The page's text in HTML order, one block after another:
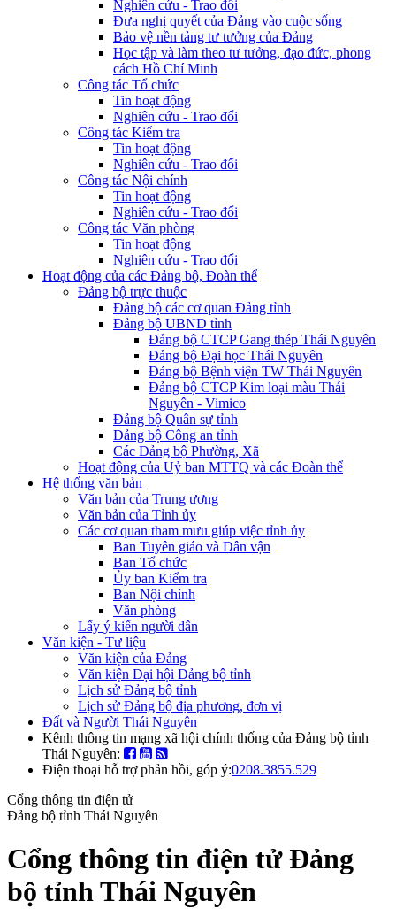
Nghiên cứu - Trao đổi
Đưa nghị quyết của Đảng vào cuộc sống
Bảo vệ nền tảng tư tưởng của Đảng
Học tập và làm theo tư tưởng, đạo đức, phong
cách Hồ Chí Minh
Công tác Tổ chức
Tin hoạt động
Nghiên cứu - Trao đổi
Công tác Kiểm tra
Tin hoạt động
Nghiên cứu - Trao đổi
Công tác Nội chính
Tin hoạt động
Nghiên cứu - Trao đổi
Công tác Văn phòng
Tin hoạt động
Nghiên cứu - Trao đổi
Hoạt động của các Đảng bộ, Đoàn thể
Đảng bộ trực thuộc
Đảng bộ các cơ quan Đảng tỉnh
Đảng bộ UBND tỉnh
Đảng bộ CTCP Gang thép Thái Nguyên
Đảng bộ Đại học Thái Nguyên
Đảng bộ Bệnh viện TW Thái Nguyên
Đảng bộ CTCP Kim loại màu Thái
Nguyên - Vimico
Đảng bộ Quân sự tỉnh
Đảng bộ Công an tỉnh
Các Đảng bộ Phường, Xã
Hoạt động của Uỷ ban MTTQ và các Đoàn thể
Hệ thống văn bản
Văn bản của Trung ương
Văn bản của Tỉnh ủy
Các cơ quan tham mưu giúp việc tỉnh ủy
Ban Tuyên giáo và Dân vận
Ban Tổ chức
Ủy ban Kiểm tra
Ban Nội chính
Văn phòng
Lấy ý kiến người dân
Văn kiện - Tư liệu
Văn kiện của Đảng
Văn kiện Đại hội Đảng bộ tỉnh
Lịch sử Đảng bộ tỉnh
Lịch sử Đảng bộ địa phương, đơn vị
Đất và Người Thái Nguyên
Kênh thông tin mạng xã hội chính thống của Đảng bộ tỉnh
Thái Nguyên:
Điện thoại hỗ trợ phản hồi, góp ý:0208.3855.529
Cổng thông tin điện tử
Đảng bộ tỉnh Thái Nguyên
Cổng thông tin điện tử Đảng
bộ tỉnh Thái Nguyên